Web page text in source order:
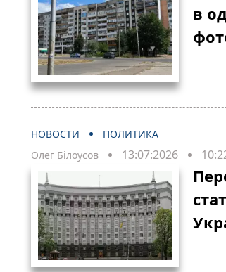
в
НОВОСТИ
ПОЛИТИКА
Олег Білоусов
13:07:2026